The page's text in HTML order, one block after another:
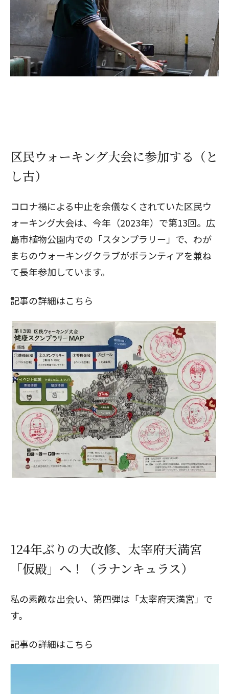
区民ウォーキング大会に参加する（と
し古）
コロナ禍による中止を余儀なくされていた区民ウ
ォーキング大会は、今年（2023年）で第13回。広
島市植物公園内での「スタンプラリー」で、わが
まちのウォーキングクラブがボランティアを兼ね
て長年参加しています。
記事の詳細はこちら
124年ぶりの大改修、太宰府天満宮
「仮殿」へ！（ラナンキュラス）
私の素敵な出会い、第四弾は「太宰府天満宮」で
す。
記事の詳細はこちら